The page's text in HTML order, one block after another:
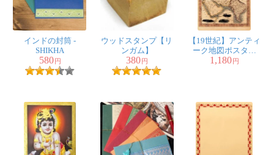
インドの封筒 -
SHIKHA
580円
ウッドスタンプ【リ
ンガム】
380円
【19世紀】アンティ
ーク地図ポスター
[OVERLAND ROUTE
1,180円